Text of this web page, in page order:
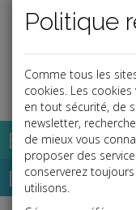
Base documentaire
Dépêches
Comme tous les
cookies. Les
en tout sécurité, de
newsletter,
de mieux vous
proposer des
conserverez
utilisons.